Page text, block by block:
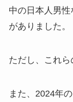
中の日本人男
がありました。
ただし、これら
また、2024年